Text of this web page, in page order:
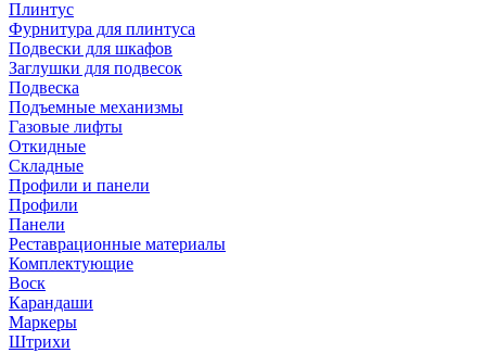
Плинтус
Фурнитура для плинтуса
Подвески для шкафов
Заглушки для подвесок
Подвеска
Подъемные механизмы
Газовые лифты
Откидные
Складные
Профили и панели
Профили
Панели
Реставрационные материалы
Комплектующие
Воск
Карандаши
Маркеры
Штрихи